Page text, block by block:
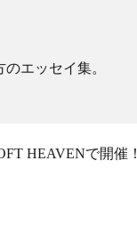
エッセイ集。
HEAVENで開催！